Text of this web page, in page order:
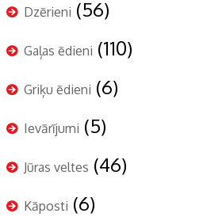
Dzērieni (56)
Gaļas ēdieni (110)
Griķu ēdieni (6)
Ievārījumi (5)
Jūras veltes (46)
Kāposti (6)